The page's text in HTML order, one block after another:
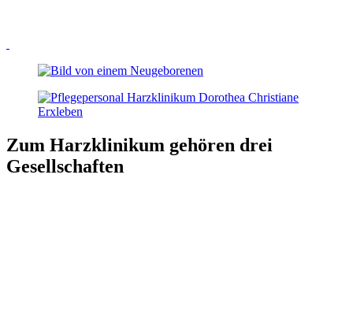
Zum Harzklinikum gehören drei
Gesellschaften